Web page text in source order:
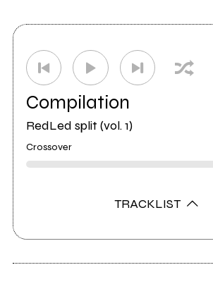
Compilation
RedLed split (vol. 1)
Crossover
TRACKLIST